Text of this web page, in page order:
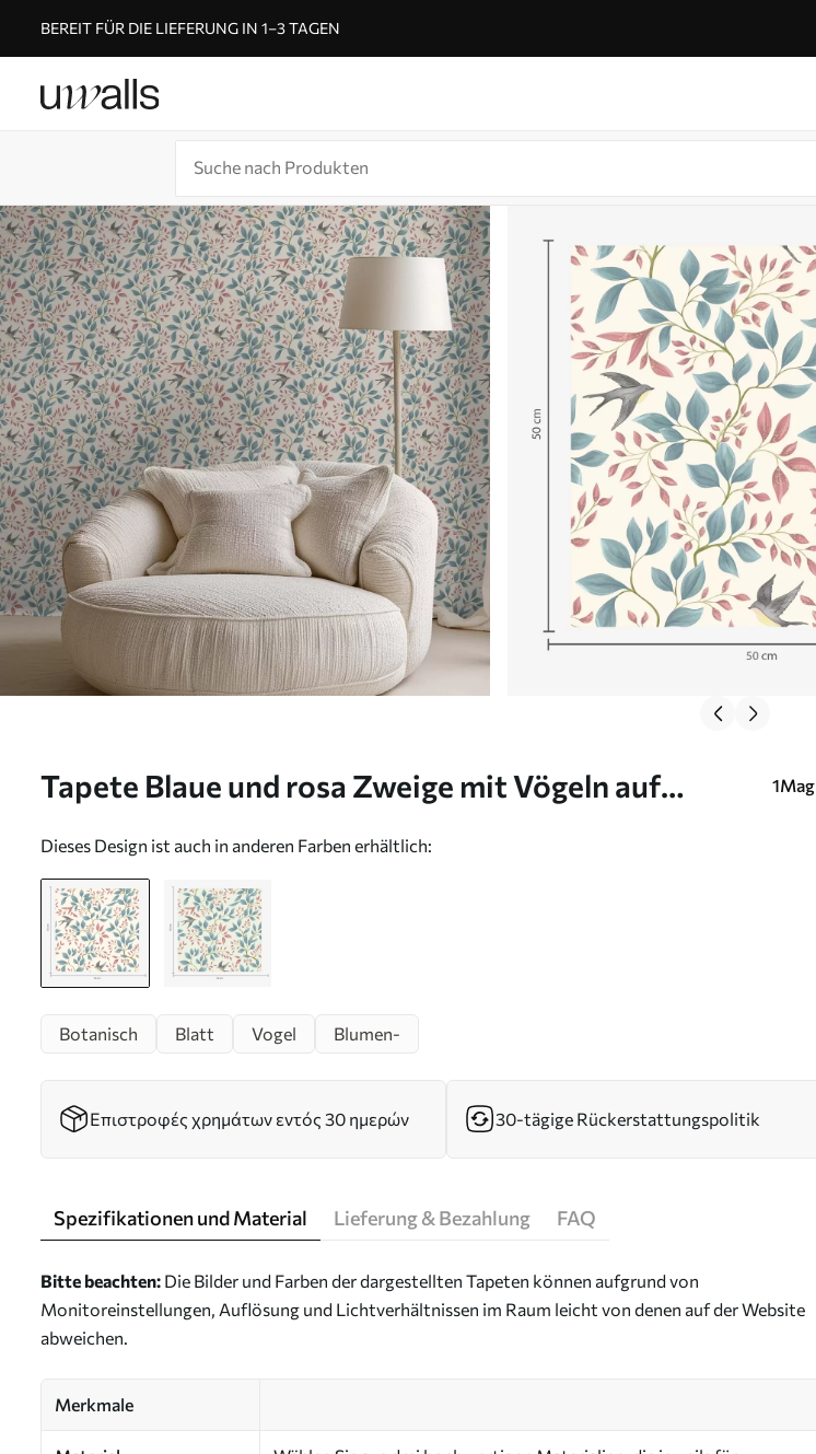
BEREIT FÜR DIE LIEFERUNG IN 1–3 TAGEN
Tapete Blaue und rosa Zweige mit Vögeln auf
1Mag
Dieses Design ist auch in anderen Farben erhältlich:
Botanisch Blatt Vogel Blumen-
Επιστροφές χρημάτων εντός 30 ημερών 30-tägige Rückerstattungspolitik
Spezifikationen und Material Lieferung & Bezahlung FAQ
Bitte beachten: Die Bilder und Farben der dargestellten Tapeten können aufgrund von
Monitoreinstellungen, Auflösung und Lichtverhältnissen im Raum leicht von denen auf der Website
abweichen.
Merkmale